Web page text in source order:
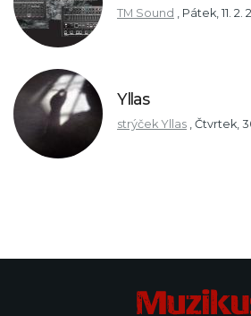
TM Sound Pátek, 11. 2.
Yllas
strýček Yllas Čtvrtek,